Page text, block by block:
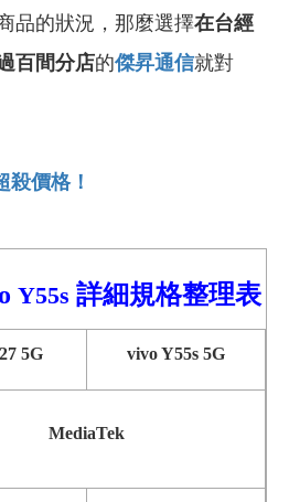
品的狀況，那麼選擇在台經
百間分店的傑昇通信就對
殺價格！
Y55s 詳細規格整理表
5G vivo Y55s 5G
MediaTek